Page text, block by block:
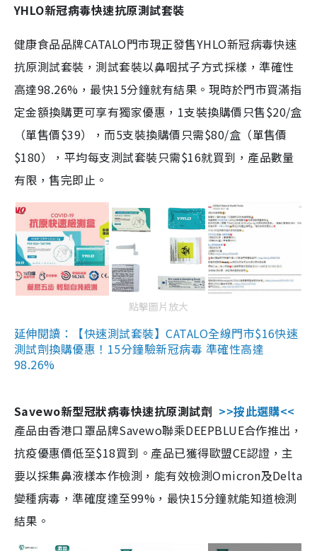
YHLO新冠病毒快速抗原測試套裝
健康食品品牌CATALO門市現正發售YHLO新冠病毒快速
抗原測試套裝，測試套裝以鼻咽拭子方式採樣，準確性
高達98.26%，最快15分鐘就有結果。現時於門市買滿指
定金額換購更可享有獨家優惠，1支裝換購價只售$20/盒
（單售價$39），而5支裝換購價只需$80/盒（單售價
$180），平均每支測試套裝只需$16就買到，產品數量
有限，售完即止。
點擊圖片放大
延伸閱讀：【快速測試套裝】CATALO全線門市$16快速
測試劑換購優惠！15分鐘驗新冠病毒 準確性高達
98.26%
Savewo新型冠狀病毒快速抗原測試劑 >>按此選購<<
產品由香港口罩品牌Savewo聯乘DEEPBLUE合作推出，
抗疫優惠價低至$18買到。產品已獲得歐盟CE認證，主
要以採集鼻液樣本作檢測，能有效檢測Omicron及Delta
變種病毒，準確度達至99%，最快15分鐘就能知道檢測
結果。